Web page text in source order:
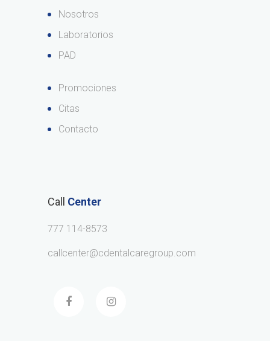
Nosotros
Laboratorios
PAD
Promociones
Citas
Contacto
Call Center
777 114-8573
callcenter@cdentalcaregroup.com